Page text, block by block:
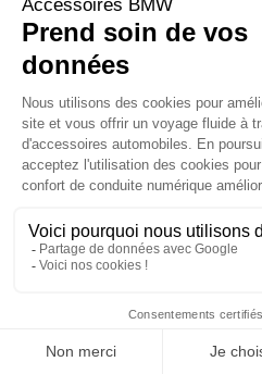
Nettoyant extérieur BMW
Pièces détachées BMW
Alimentation Carburant
Faisceau de câble pour
d'aspiration BMW
Injecteur BMW
Pompe à carburant BMW
Pompe diesel BMW
Allumage / Préchauffage
Bobines d'allumage BMW
Bougie de préchauffage
Amortissement BMW